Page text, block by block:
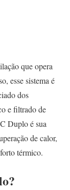
que opera
esse sistema é
dos
e filtrado de
Duplo é sua
de calor,
térmico.